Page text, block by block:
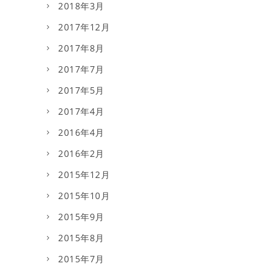
2018年3月
2017年12月
2017年8月
2017年7月
2017年5月
2017年4月
2016年4月
2016年2月
2015年12月
2015年10月
2015年9月
2015年8月
2015年7月